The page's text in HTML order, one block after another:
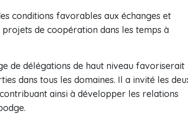
conditions favorables aux échanges et
de coopération dans les temps à
de délégations de haut niveau favoriserait
dans tous les domaines. Il a invité les
ainsi à développer les relations